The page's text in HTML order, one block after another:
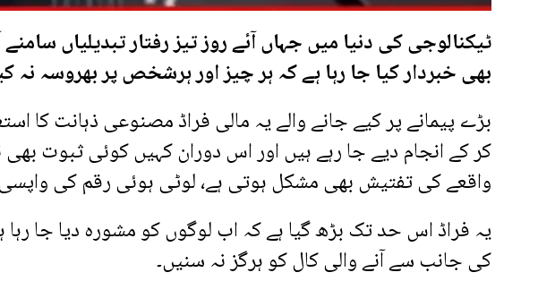
ٹیکنالوجی کی دنیا میں جہاں آئے روز تیز رفتار تبدیلیاں
بھی خبردار کیا جا رہا ہے کہ ہر چیز اور ہرشخص پر بھروسہ نہ
بڑے پیمانے پر کیے جانے والے یہ مالی فراڈ مصنوعی ذہانت
کر کے انجام دیے جا رہے ہیں اور اس دوران کہیں کوئی ثبوت
واقعے کی تفتیش بھی مشکل ہوتی ہے، لوٹی ہوئی رقم کی
یہ فراڈ اس حد تک بڑھ گیا ہے کہ اب لوگوں کو مشورہ دیا جا رہا
کی جانب سے آنے والی کال کو ہرگز نہ سنیں۔